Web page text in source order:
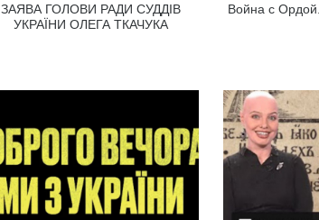
ЗАЯВА ГОЛОВИ РАДИ СУДДІВ
УКРАЇНИ ОЛЕГА ТКАЧУКА
Война с